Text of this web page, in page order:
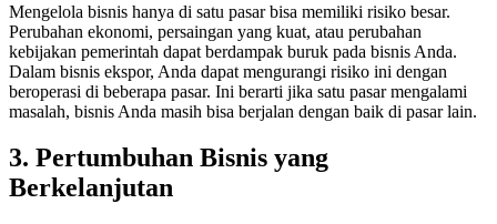
Mengelola bisnis hanya di satu pasar bisa memiliki risiko besar.
Perubahan ekonomi, persaingan yang kuat, atau perubahan
kebijakan pemerintah dapat berdampak buruk pada bisnis Anda.
Dalam bisnis ekspor, Anda dapat mengurangi risiko ini dengan
beroperasi di beberapa pasar. Ini berarti jika satu pasar mengalami
masalah, bisnis Anda masih bisa berjalan dengan baik di pasar lain.
3. Pertumbuhan Bisnis yang
Berkelanjutan